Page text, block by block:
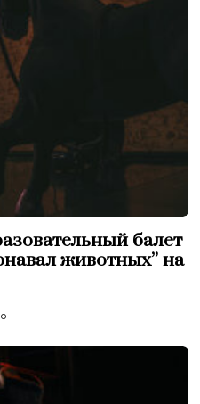
балет
животных” на